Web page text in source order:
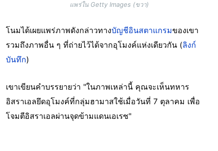
แพร่ใน Getty Images (ขวา)
โนมได้เผยแพร่ภาพดังกล่าวทางบัญชีอินสตาแกรมของเขา
รวมถึงภาพอื่น ๆ ที่ถ่ายไว้ได้จากอุโมงค์แห่งเดียวกัน (ลิงก์
บันทึก)
เขาเขียนคำบรรยายว่า "ในภาพเหล่านี้ คุณจะเห็นทหาร
อิสราเอลยึดอุโมงค์ที่กลุ่มฮามาสใช้เมื่อวันที่ 7 ตุลาคม เพื่อ
โจมตีอิสราเอลผ่านจุดข้ามแดนเอเรซ"